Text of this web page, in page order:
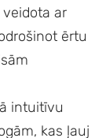
ar
ērtu
intuitīvu
kas ļauj